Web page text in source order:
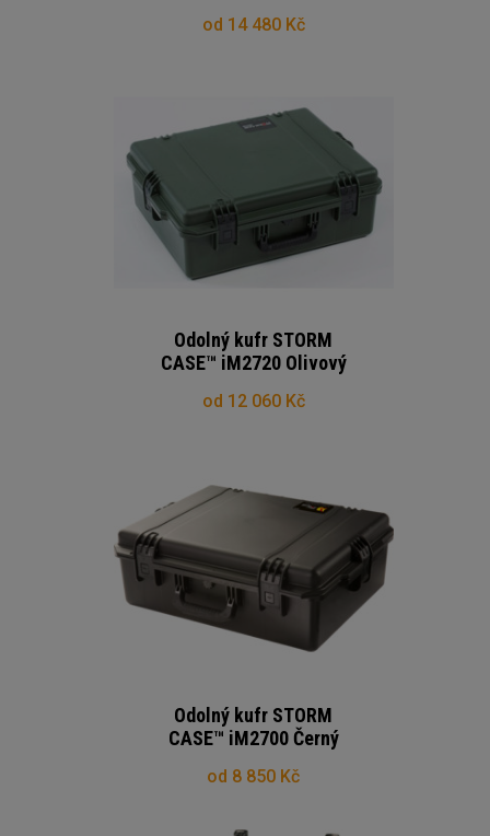
od 14 480 Kč
Odolný kufr STORM
CASE™ iM2720 Olivový
od 12 060 Kč
Odolný kufr STORM
CASE™ iM2700 Černý
od 8 850 Kč